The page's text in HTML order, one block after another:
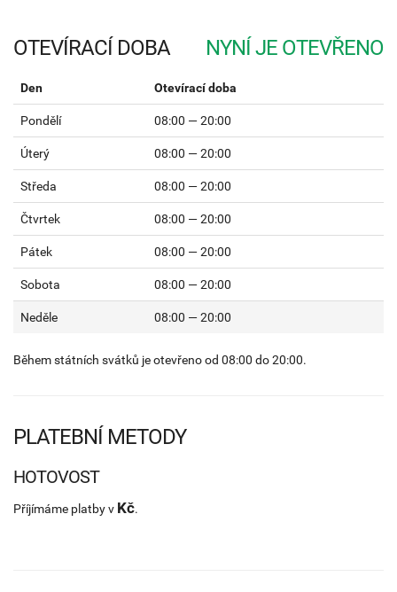
OTEVÍRACÍ DOBA
Den Otevírací doba
Pondělí 08:00 — 20:00
Úterý 08:00 — 20:00
Středa 08:00 — 20:00
Čtvrtek 08:00 — 20:00
Pátek 08:00 — 20:00
Sobota 08:00 — 20:00
Neděle 08:00 — 20:00
Během státních svátků je otevřeno od 08:00 do 20:00.
PLATEBNÍ METODY
HOTOVOST
Příjímáme platby v Kč.